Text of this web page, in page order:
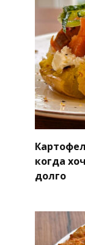
когда
долго